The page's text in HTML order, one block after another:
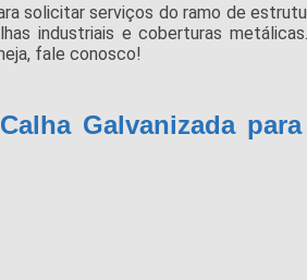
solicitar serviços do ramo de
industriais e coberturas
fale conosco!
Galvanizada